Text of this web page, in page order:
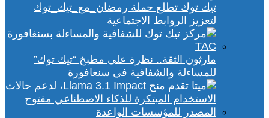
تيك توك تطلع حملة رمضان_مع_تيك_توك
لتعزيز الروابط الاجتماعية
مارثون الثقة.. نظرة على مطبخ “تيك توك”
للمساءلة والشفافية في سنغافورة